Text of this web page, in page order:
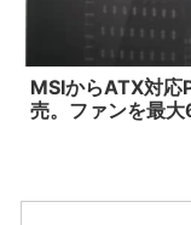
MSIからATX対応
売。ファンを最